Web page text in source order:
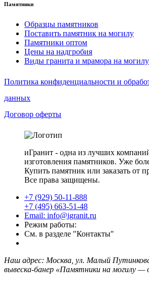
Памятники
Образцы памятников
Поставить памятник на могилу
Памятники оптом
Цены на надгробия
Виды гранита и мрамора на могилу
Политика конфиденциальности и
данных
Договор оферты
иГранит - одна из лучших
изготовления памятников. Уже
Купить памятник или заказать от
Все права защищены.
+7 (929) 50-11-888
+7 (495) 663-51-48
Email: info@igranit.ru
Режим работы:
См. в разделе "Контакты"
Наш адрес: Москва, ул. Малый
вывеска-банер «Памятники на могилу